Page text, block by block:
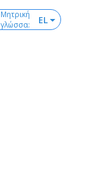
Μητρική
γλώσσα: EL